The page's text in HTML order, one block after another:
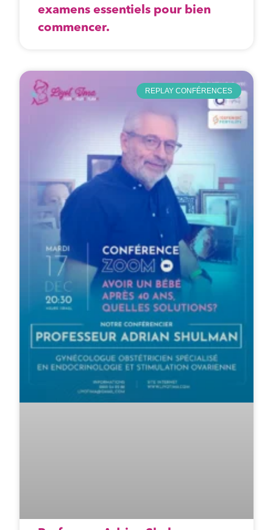
examens essentiels pour bien
commencer.
REPLAY CONFÉRENCES